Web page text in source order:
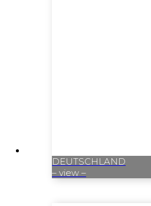
DEUTSCHLAND
– view –